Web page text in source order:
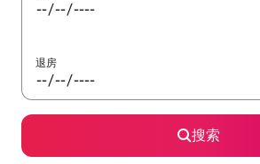
退房
搜索